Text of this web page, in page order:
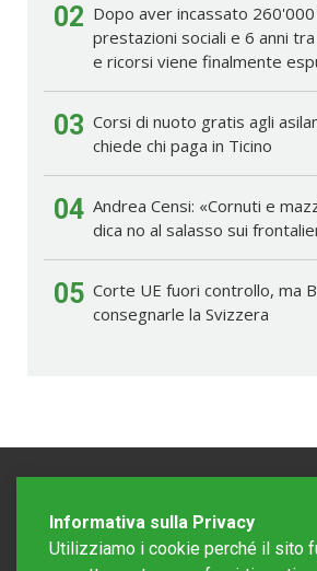
02 Dopo aver incassato 260'000
prestazioni sociali e 6 anni
e ricorsi viene finalmente
03 Corsi di nuoto gratis agli
chiede chi paga in Ticino
04 Andrea Censi: «Cornuti e
dica no al salasso sui
05 Corte UE fuori controllo, ma
consegnarle la Svizzera
Informativa sulla Privacy
Utilizziamo i cookie perché il sito